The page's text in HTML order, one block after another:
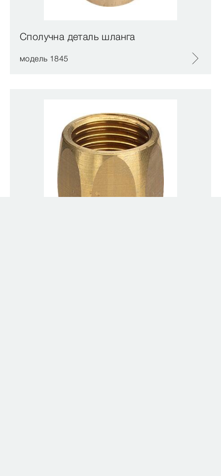
Сполучна деталь шланга
модель 1845